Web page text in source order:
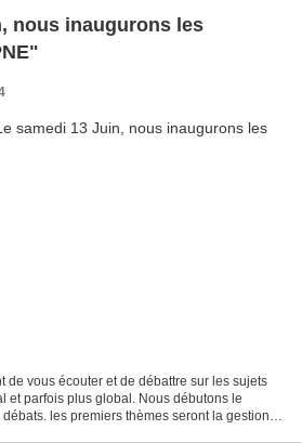
nous inaugurons les
de vous écouter et de débattre sur les sujets
et parfois plus global. Nous débutons le
les premiers thèmes seront la gestions